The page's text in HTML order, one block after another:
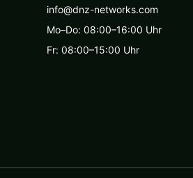
info@dnz-networks.com
Mo–Do: 08:00–16:00 Uhr
Fr: 08:00–15:00 Uhr